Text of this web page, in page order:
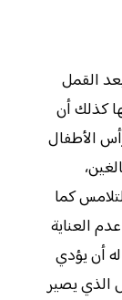
القمل
كذلك أن
الأطفال
كما
العناية
أن يؤدي
الذي يصير